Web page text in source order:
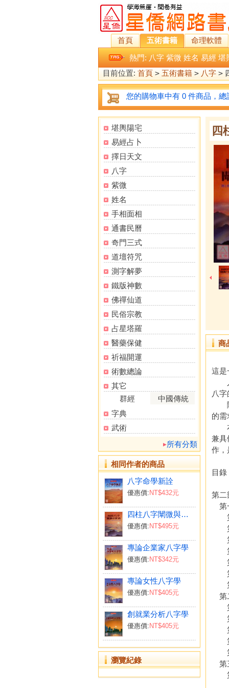
首頁 五術書籍 命理軟體
熱門: 八字 紫微 姓名 易經 堪
目前位置: 首頁 > 五術書籍 > 八字 >
您的購物車中有 0 件商品，總
堪輿陽宅
易經占卜
擇日天文
八字
紫微
姓名
手相面相
通書民曆
奇門三式
道壇符咒
測字解夢
鐵版神數
佛禪仙道
民俗宗教
占星塔羅
醫藥保健
祈福開運
術數總論
其它
群經
中國傳統
字典
武術
所有分類
相同作者的商品
八字命學新詮
優惠價: NT$432元
四柱八字闡微與實務（上）平裝
優惠價: NT$495元
專論企業家八字學
優惠價: NT$342元
專論女性八字學
優惠價: NT$405元
創就業分析八字學
優惠價: NT$405元
瀏覽紀錄
四
商
這是
人
八
隨
的需
本
兼具
作，
目錄
第
第
第
第
第
第
第
第
第
第
第
第
第
第
第
第
第
戀